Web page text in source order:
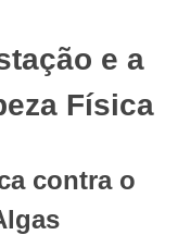
e a
Física
contra o